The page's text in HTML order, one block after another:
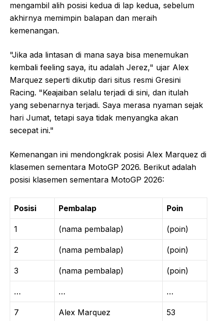
mengambil alih posisi kedua di lap kedua, sebelum
akhirnya memimpin balapan dan meraih
kemenangan.
"Jika ada lintasan di mana saya bisa menemukan
kembali feeling saya, itu adalah Jerez," ujar Alex
Marquez seperti dikutip dari situs resmi Gresini
Racing. "Keajaiban selalu terjadi di sini, dan itulah
yang sebenarnya terjadi. Saya merasa nyaman sejak
hari Jumat, tetapi saya tidak menyangka akan
secepat ini."
Kemenangan ini mendongkrak posisi Alex Marquez di
klasemen sementara MotoGP 2026. Berikut adalah
posisi klasemen sementara MotoGP 2026:
Posisi Pembalap Poin
1 (nama pembalap) (poin)
2 (nama pembalap) (poin)
3 (nama pembalap) (poin)
… … …
7 Alex Marquez 53